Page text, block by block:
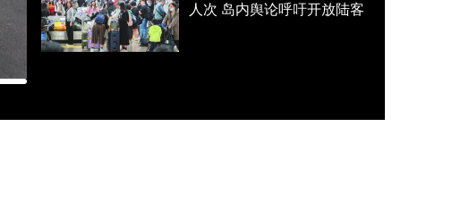
人次 岛内舆论呼吁开放陆客